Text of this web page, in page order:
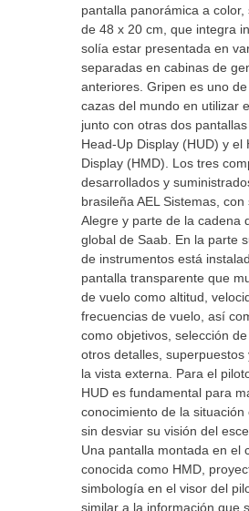
pantalla panorámica a color,
de 48 x 20 cm, que integra
solía estar presentada en
separadas en cabinas de
anteriores. Gripen es uno
cazas del mundo en utilizar
junto con otras dos
Head-Up Display (HUD) y el
Display (HMD). Los tres
desarrollados y
brasileña AEL Sistemas,
Alegre y parte de la cadena
global de Saab. En la parte
de instrumentos está
pantalla transparente que
de vuelo como altitud,
frecuencias de vuelo, así
como objetivos, selección
otros detalles, superpuestos
la vista externa. Para el
HUD es fundamental para
conocimiento de la situación
sin desviar su visión del
Una pantalla montada en el
conocida como HMD,
simbología en el visor del
similar a la información que